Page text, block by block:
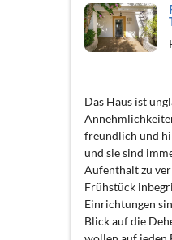
Das Haus ist
freundlich und
und sie sind
Aufenthalt zu
Frühstück
Einrichtungen
Blick auf die